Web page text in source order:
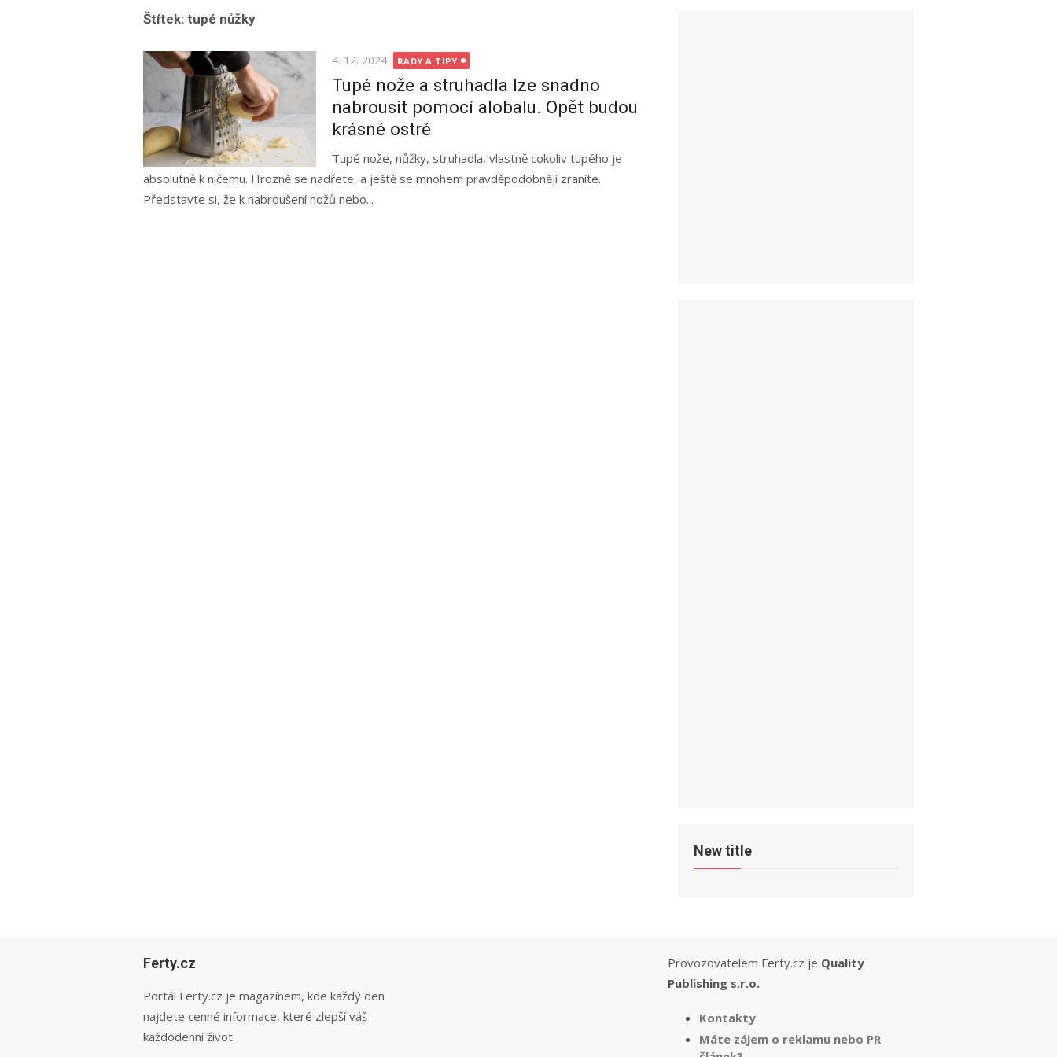
Štítek: tupé nůžky
Posted
on
4. 12. 2024 RADY A TIPY
Tupé nože a struhadla lze snadno
nabrousit pomocí alobalu. Opět budou
krásné ostré
Tupé nože, nůžky, struhadla, vlastně cokoliv tupého je
absolutně k ničemu. Hrozně se nadřete, a ještě se mnohem pravděpodobněji zraníte.
Představte si, že k nabroušení nožů nebo...
New title
Ferty.cz
Portál Ferty.cz je magazínem, kde každý den
najdete cenné informace, které zlepší váš
každodenní život.
Provozovatelem Ferty.cz je Quality
Publishing s.r.o.
Kontakty
Máte zájem o reklamu nebo PR